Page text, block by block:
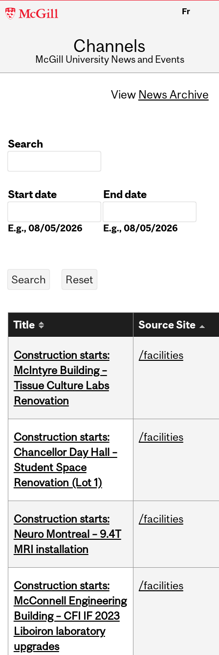
McGill
Fr
Channels
McGill University News and Events
View News Archive
Search
Start date
E.g., 08/05/2026
End date
E.g., 08/05/2026
Title Source Site
Construction starts:
McIntyre Building –
Tissue Culture Labs
Renovation
/facilities
Construction starts:
Chancellor Day Hall –
Student Space
Renovation (Lot 1)
/facilities
Construction starts:
Neuro Montreal – 9.4T
MRI installation
/facilities
Construction starts:
McConnell Engineering
Building – CFI IF 2023
Liboiron laboratory
upgrades
/facilities